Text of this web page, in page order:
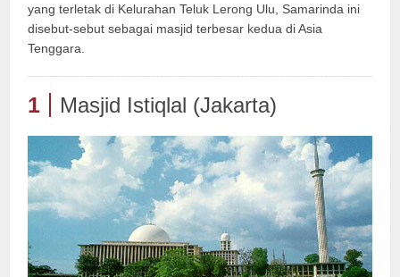
yang terletak di Kelurahan Teluk Lerong Ulu, Samarinda ini
disebut-sebut sebagai masjid terbesar kedua di Asia
Tenggara.
1 Masjid Istiqlal (Jakarta)